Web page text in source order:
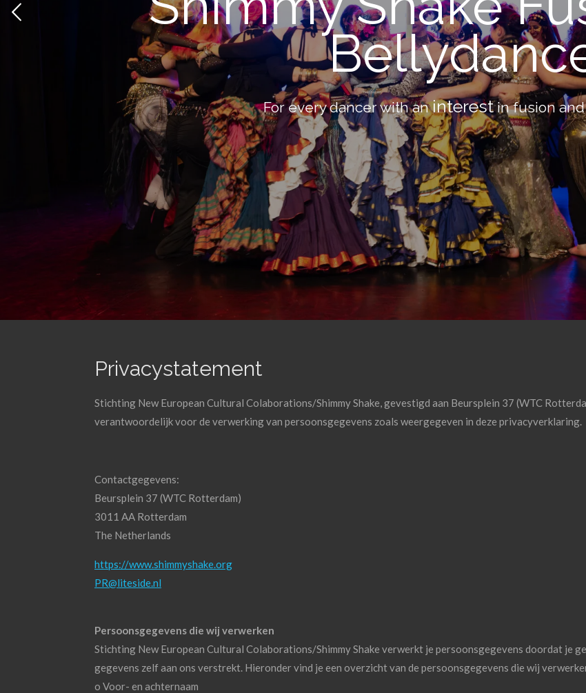
For every dancer with aninterestin fusion
Privacystatement
Stichting New European Cultural Colaborations/Shimmy Shake, gevestigd aan Beursplein 37 (WTC
verantwoordelijk voor de verwerking van persoonsgegevens zoals weergegeven in deze privacyverklaring.
Contactgegevens:
Beursplein 37 (WTC Rotterdam)
3011 AA Rotterdam
The Netherlands
https://www.shimmyshake.org
PR@liteside.nl
Persoonsgegevens die wij verwerken
Stichting New European Cultural Colaborations/Shimmy Shake verwerkt je persoonsgegevens doordat je
gegevens zelf aan ons verstrekt. Hieronder vind je een overzicht van de persoonsgegevens die wij
o Voor- en achternaam